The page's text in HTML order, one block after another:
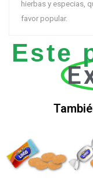
hierbas y especias,
favor popular.
Este